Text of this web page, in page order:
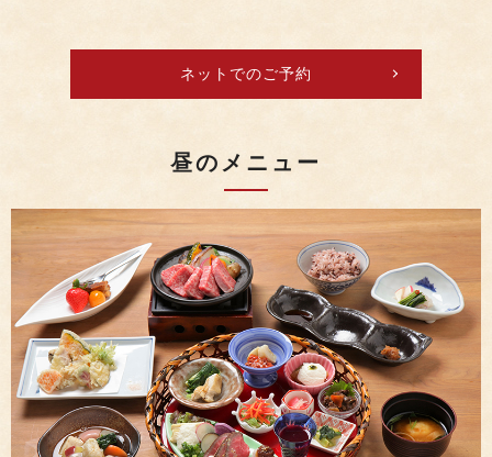
ネットでのご予約
昼のメニュー